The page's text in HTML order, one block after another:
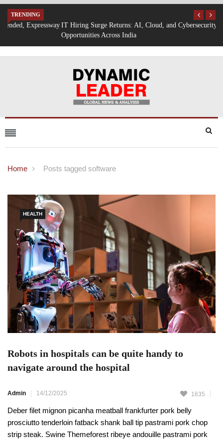
TRENDING
IT Hiring Surge Returns: AI, Cloud, and Cybersecurity Drive New Job
Opportunities Across India
Home Posts tagged software
HEALTH
Robots in hospitals can be quite handy to
navigate around the hospital
Admin 14/12/2025 1635
Deber filet mignon picanha meatball frankfurter pork belly
prosciutto tenderloin fatback shank ball tip pastrami pork chop
strip steak. Swine Themeforest ribeye andouille pastrami pork